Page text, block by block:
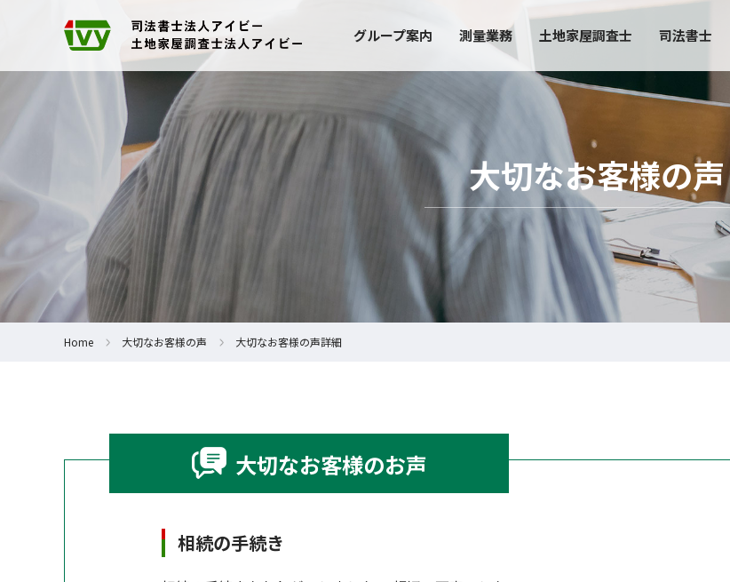
グループ案内 測量業務 土地家屋調査士 司法書士
大切なお客様の声
Home 大切なお客様の声 大切なお客様の声詳細
大切なお客様のお声
相続の手続き